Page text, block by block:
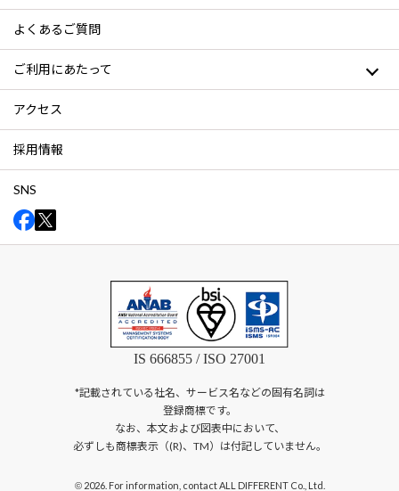
よくあるご質問
ご利用にあたって
アクセス
採用情報
SNS
IS 666855 / ISO 27001
*記載されている社名、サービス名などの固有名詞は
登録商標です。
なお、本文および図表中において、
必ずしも商標表示（(R)、TM）は付記していません。
©2026. For information, contact ALL DIFFERENT Co., Ltd.